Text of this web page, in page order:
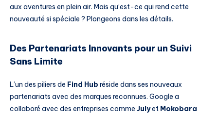
aux aventures en plein air. Mais qu’est-ce qui rend cette
nouveauté si spéciale ? Plongeons dans les détails.
Des Partenariats Innovants pour un Suivi
Sans Limite
L’un des piliers de Find Hub réside dans ses nouveaux
partenariats avec des marques reconnues. Google a
collaboré avec des entreprises comme Julyet Mokobara